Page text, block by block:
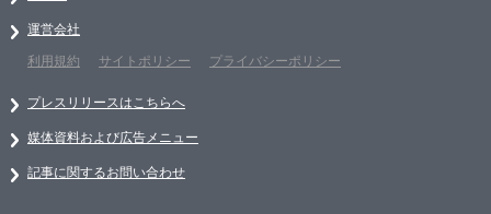
運営会社
利用規約
サイトポリシー プライバシーポリシー
プレスリリースはこちらへ
媒体資料および広告メニュー
記事に関するお問い合わせ